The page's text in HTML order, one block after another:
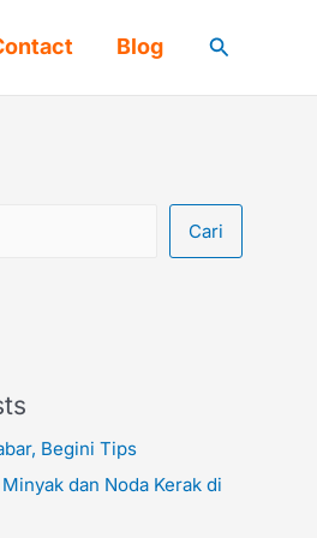
Blog Cari
Cari
Begini Tips
dan Noda Kerak di